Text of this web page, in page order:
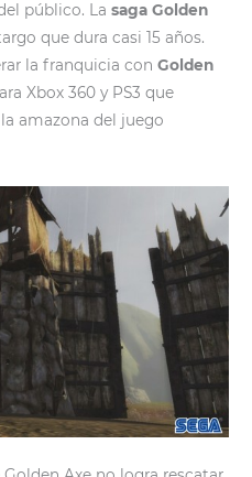
público. Lasaga Golden
que dura casi 15 años.
la franquicia conGolden
Xbox 360 y PS3 que
amazona del juego